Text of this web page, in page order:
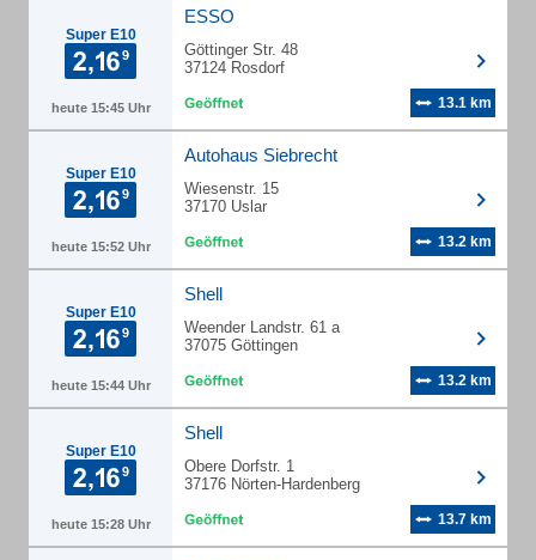
Super E10
heute 15:45 Uhr
ESSO
Göttinger Str. 48
37124 Rosdorf
13.1 km
Super E10
heute 15:52 Uhr
Autohaus Siebrecht
Wiesenstr. 15
37170 Uslar
13.2 km
Super E10
heute 15:44 Uhr
Shell
Weender Landstr. 61 a
37075 Göttingen
13.2 km
Super E10
heute 15:28 Uhr
Shell
Obere Dorfstr. 1
37176 Nörten-Hardenberg
13.7 km